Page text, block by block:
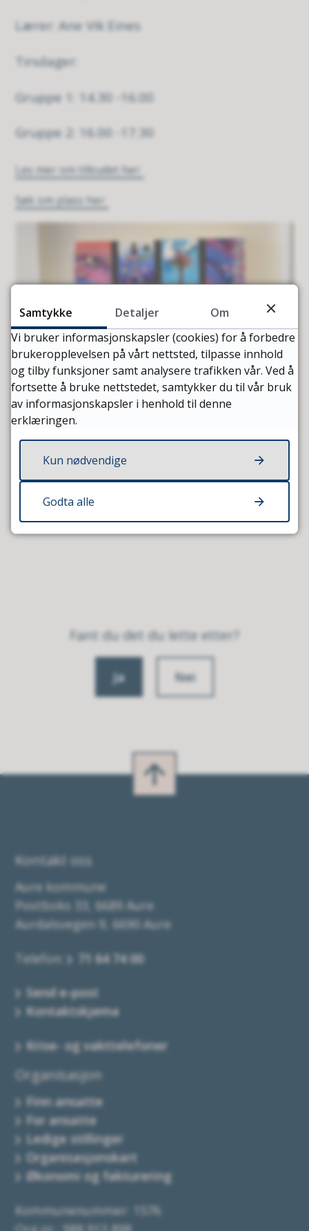
Lærer: Ane Vik Eines
Tirsdager:
Gruppe 1: 14.30 -16.00
Gruppe 2: 16.00 -17.30
Les mer om tilbudet her:
Søk om plass her:
Sist endret 05.08.2026 09:55
Fant du det du lette etter?
Ja Nei
Kontakt oss
Aure kommune
Postboks 33, 6689 Aure
Aurdalsvegen 9, 6690 Aure
Telefon: 71 64 74 00
Send e-post
Kontaktskjema
Krise- og vakttelefoner
Organisasjon
Finn ansatte
For ansatte
Ledige stillinger
Organisasjonskart
Økonomi og fakturering
Kommunenummer: 1576
Samtykke Detaljer
Om
Vi bruker informasjonskapsler (cookies) for å forbedre
brukeropplevelsen på vårt nettsted, tilpasse innhold
og tilby funksjoner samt analysere trafikken vår. Ved å
fortsette å bruke nettstedet, samtykker du til vår bruk
av informasjonskapsler i henhold til denne
erklæringen.
Kun nødvendige
Godta alle